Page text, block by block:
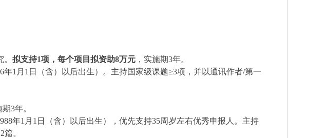
拟支持1项，每个项目拟资助8万元，实施期3年。
年1月1日（含）以后出生）。主持国家级课题≥3项，并以通讯作者/第一
期3年。
年1月1日（含）以后出生），优先支持35周岁左右优秀申报人。主持
。